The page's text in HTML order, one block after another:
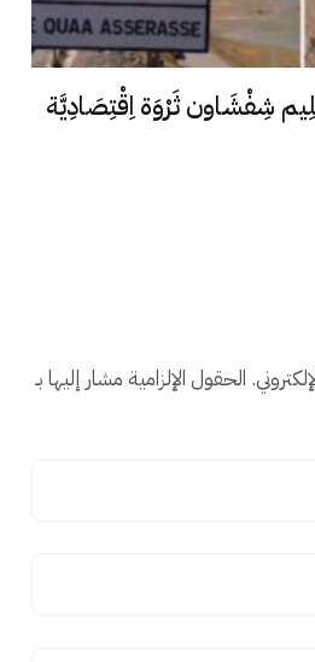
شِفْشَاون ثَرْوَة اِقْتِصَادِيَّة
الحقول الإلزامية مشار إليها بـ